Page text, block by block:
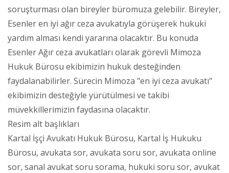
soruşturması olan bireyler büromuza gelebilir. Bireyler,
Esenler en iyi ağır ceza avukatıyla görüşerek hukuki
yardım alması kendi yararına olacaktır. Bu konuda
Esenler Ağır ceza avukatları olarak görevli Mimoza
Hukuk Bürosu ekibimizin hukuk desteğinden
faydalanabilirler. Sürecin Mimoza "en iyi ceza avukatı"
ekibimizin desteğiyle yürütülmesi ve takibi
müvekkillerimizin faydasına olacaktır.
Resim alt başlıkları
Kartal İşçi Avukatı Hukuk Bürosu, Kartal İş Hukuku
Bürosu, avukata sor, avukata soru sor, avukata online
sor, sanal avukat soru sorama, hukuki soru sor, avukat